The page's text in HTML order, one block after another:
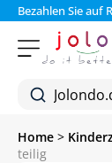
Bezahlen Sie auf
Home >
teilig